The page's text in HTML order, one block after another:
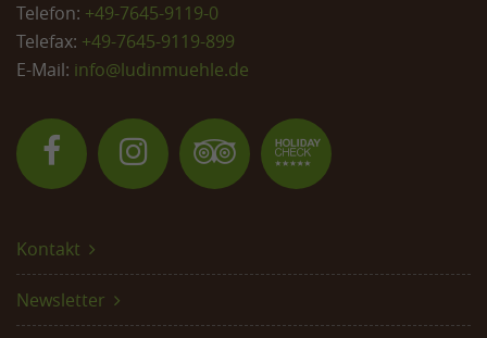
Telefon: +49-7645-9119-0
Telefax: +49-7645-9119-899
E-Mail: info@ludinmuehle.de
Kontakt
Newsletter